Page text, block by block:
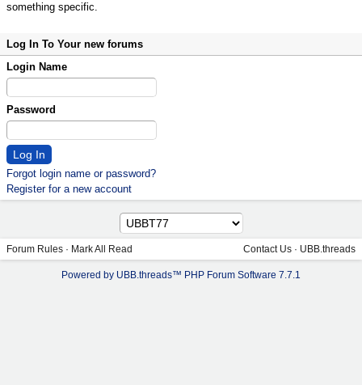
something specific.
Log In To Your new forums
Login Name
Password
Forgot login name or password?
Register for a new account
Forum Rules · Mark All Read Contact Us · UBB.threads
Powered by UBB.threads™ PHP Forum Software 7.7.1